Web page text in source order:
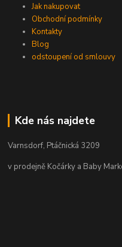
Jak nakupovat
Obchodní podmínky
Kontakty
Blog
odstoupení od smlouvy
Kde nás najdete
Varnsdorf, Ptáčnická 3209
v prodejně Kočárky a Baby